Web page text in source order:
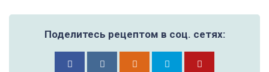
Поделитесь рецептом в соц. сетях: